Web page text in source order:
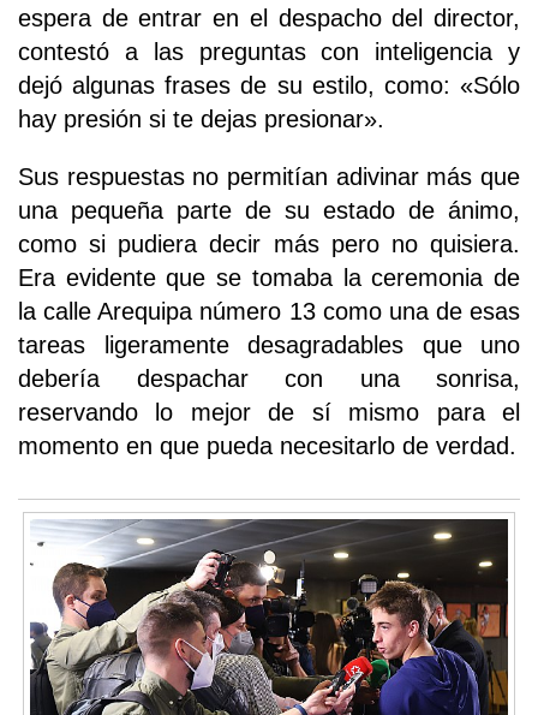
espera de entrar en el despacho del director,
contestó a las preguntas con inteligencia y
dejó algunas frases de su estilo, como: «Sólo
hay presión si te dejas presionar».
Sus respuestas no permitían adivinar más que
una pequeña parte de su estado de ánimo,
como si pudiera decir más pero no quisiera.
Era evidente que se tomaba la ceremonia de
la calle Arequipa número 13 como una de esas
tareas ligeramente desagradables que uno
debería despachar con una sonrisa,
reservando lo mejor de sí mismo para el
momento en que pueda necesitarlo de verdad.